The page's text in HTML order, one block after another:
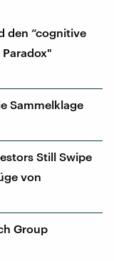
den “cognitive
Paradox"
Sammelklage
Still Swipe
von
Group